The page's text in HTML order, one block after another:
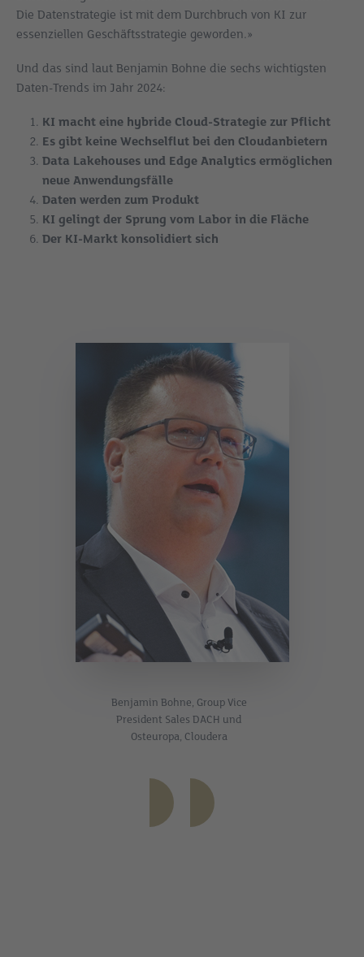
Die Datenstrategie ist mit dem Durchbruch von KI zur
essenziellen Geschäftsstrategie geworden.»
Und das sind laut Benjamin Bohne die sechs wichtigsten
Daten-Trends im Jahr 2024:
KI macht eine hybride Cloud-Strategie zur Pflicht
Es gibt keine Wechselflut bei den Cloudanbietern
Data Lakehouses und Edge Analytics ermöglichen
neue Anwendungsfälle
Daten werden zum Produkt
KI gelingt der Sprung vom Labor in die Fläche
Der KI-Markt konsolidiert sich
Benjamin Bohne, Group Vice
President Sales DACH und
Osteuropa, Cloudera